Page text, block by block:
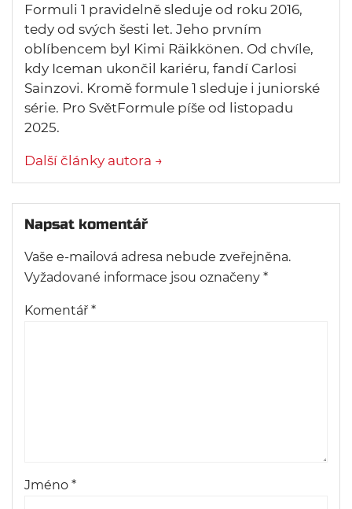
Formuli 1 pravidelně sleduje od roku 2016,
tedy od svých šesti let. Jeho prvním
oblíbencem byl Kimi Räikkönen. Od chvíle,
kdy Iceman ukončil kariéru, fandí Carlosi
Sainzovi. Kromě formule 1 sleduje i juniorské
série. Pro SvětFormule píše od listopadu
2025.
Další články autora →
Napsat komentář
Vaše e-mailová adresa nebude zveřejněna.
Vyžadované informace jsou označeny *
Komentář *
Jméno *